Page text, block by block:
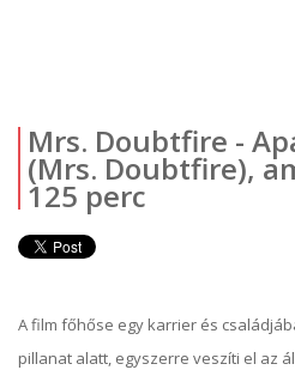
Mrs. Doubtfire -
(Mrs. Doubtfire),
125 perc
A film főhőse egy karrier és
pillanat alatt, egyszerre veszíti el az